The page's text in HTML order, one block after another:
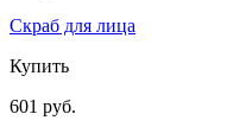
Скраб для лица
Купить
601 руб.